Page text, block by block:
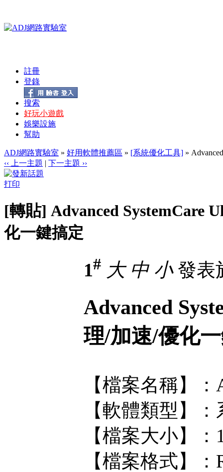
註冊
登錄
搜索
好玩小遊戲
娛樂設施
幫助
ADJ網路實驗室 » 好用軟體推薦區 » [系統優化工具] »
‹‹ 上一主題 | 下一主題 ››
打印
[轉貼] Advanced SystemCare
化一鍵搞定
1# 大 中 小發表
Advanced
理/加速/優化
【檔案名稱】：
【軟體類型】
【檔案大小】：
【檔案格式】：